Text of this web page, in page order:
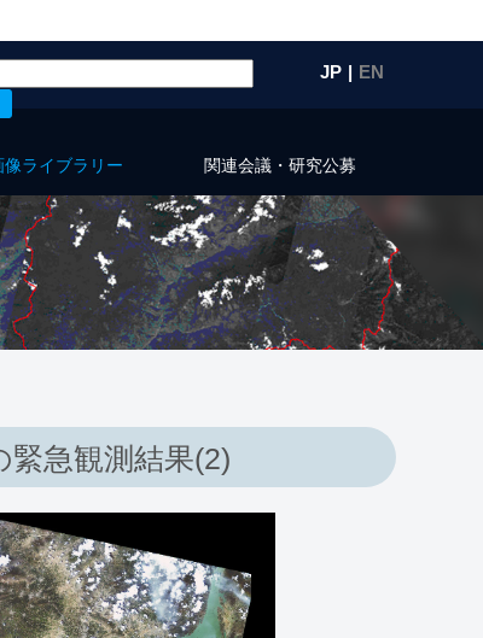
JP | EN
像ライブラリー 関連会議・研究公募
急観測結果(2)